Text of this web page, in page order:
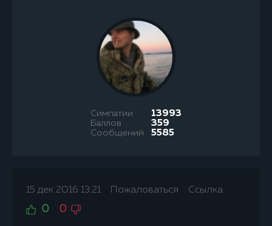
Симпатии 13993
Баллов 359
Сообщений 5585
15 дек 2016 13:21 Пожаловаться Ссылка
0 0